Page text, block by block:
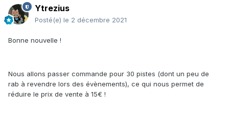
Ytrezius
Posté(e) le 2 décembre 2021
Bonne nouvelle !
Nous allons passer commande pour 30 pistes (dont un peu de
rab à revendre lors des évènements), ce qui nous permet de
réduire le prix de vente à 15€ !